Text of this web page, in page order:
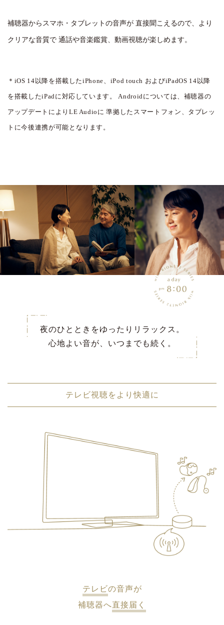
補聴器からスマホ・タブレットの音声が 直接聞こえるので、より
クリアな音質で 通話や音楽鑑賞、動画視聴が楽しめます。
＊iOS 14以降を搭載したiPhone、iPod touch およびiPadOS 14以降
を搭載したiPadに対応しています。 Androidについては、補聴器の
アップデートによりLE Audioに 準拠したスマートフォン、タブレッ
トに今後連携が可能となります。
夜のひとときをゆったりリラックス。
心地よい音が、いつまでも続く。
テレビ視聴をより快適に
テレビの音声が
補聴器へ直接届く